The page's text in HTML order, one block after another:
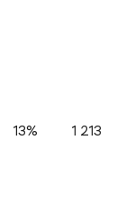
13% 1 213